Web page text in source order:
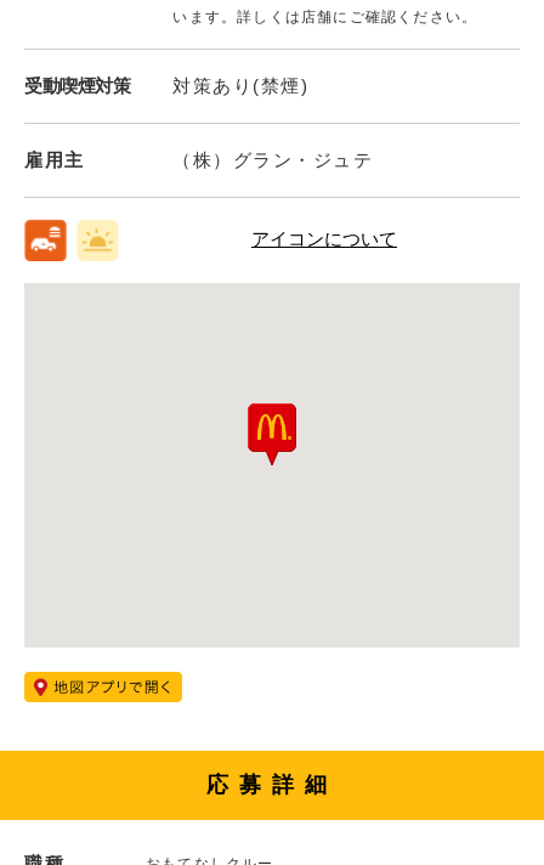
います。詳しくは店舗にご確認ください。
受動喫煙対策 対策あり(禁煙)
雇用主 （株）グラン・ジュテ
アイコンについて
応募詳細